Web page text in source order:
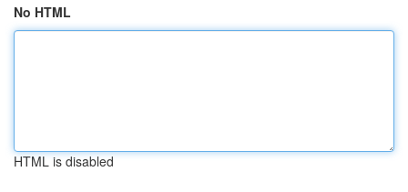
No HTML
HTML is disabled